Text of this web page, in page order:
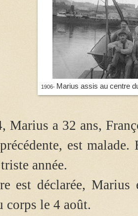
1906- Marius assis au centre
Marius a 32 ans,
précédente, est
année.
est déclarée,
corps le 4 août.